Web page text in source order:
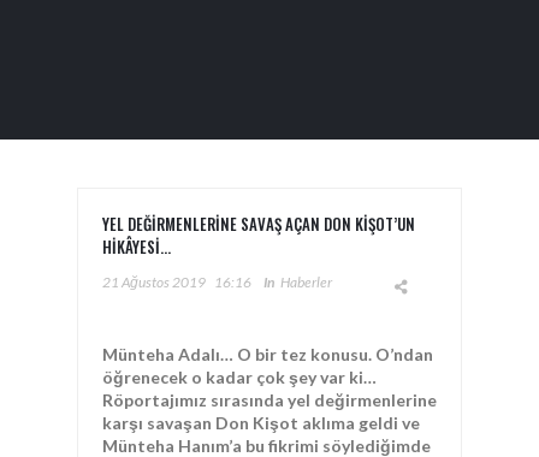
YEL DEĞIRMENLERINE SAVAŞ AÇAN DON KIŞOT’UN
HIKÂYESI…
21 Ağustos 2019 16:16 In Haberler
Münteha Adalı… O bir tez konusu. O’ndan
öğrenecek o kadar çok şey var ki…
Röportajımız sırasında yel değirmenlerine
karşı savaşan Don Kişot aklıma geldi ve
Münteha Hanım’a bu fikrimi söylediğimde